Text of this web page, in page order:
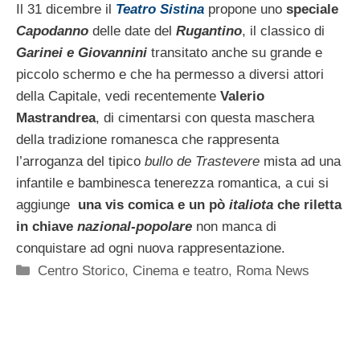
Il 31 dicembre il Teatro Sistina propone uno speciale
Capodanno delle date del Rugantino, il classico di
Garinei e Giovannini transitato anche su grande e
piccolo schermo e che ha permesso a diversi attori
della Capitale, vedi recentemente Valerio
Mastrandrea, di cimentarsi con questa maschera
della tradizione romanesca che rappresenta
l’arroganza del tipico bullo de Trastevere mista ad una
infantile e bambinesca tenerezza romantica, a cui si
aggiunge una vis comica e un pò italiota che riletta
in chiave nazional-popolare non manca di
conquistare ad ogni nuova rappresentazione.
Categorie
Centro Storico, Cinema e teatro, Roma News